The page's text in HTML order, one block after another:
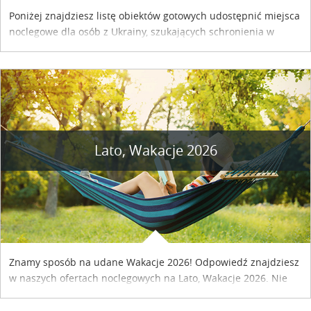
Poniżej znajdziesz listę obiektów gotowych udostępnić miejsca
noclegowe dla osób z Ukrainy, szukających schronienia w
Lato, Wakacje 2026
Znamy sposób na udane Wakacje 2026! Odpowiedź znajdziesz
w naszych ofertach noclegowych na Lato, Wakacje 2026. Nie